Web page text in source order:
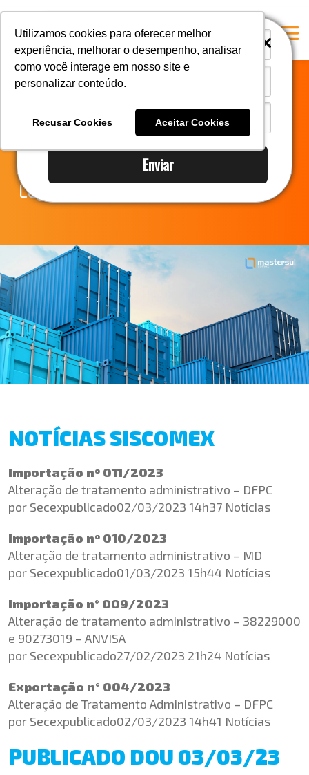
Enviar
Utilizamos cookies para oferecer melhor
experiência, melhorar o desempenho, analisar
como você interage em nosso site e
personalizar conteúdo.
Recusar Cookies Aceitar Cookies
i
i
A Mastersul
#35 (no title)
#37 (no title)
#38 (no title)
Notícias do
Comércio Exterior
Legislação
NOTÍCIAS SISCOMEX
Importação nº 011/2023
Alteração de tratamento administrativo – DFPC
por Secexpublicado02/03/2023 14h37 Notícias
Importação nº 010/2023
Alteração de tratamento administrativo – MD
por Secexpublicado01/03/2023 15h44 Notícias
Importação n° 009/2023
Alteração de tratamento administrativo – 38229000
e 90273019 – ANVISA
por Secexpublicado27/02/2023 21h24 Notícias
Exportação n° 004/2023
Alteração de Tratamento Administrativo – DFPC
por Secexpublicado02/03/2023 14h41 Notícias
PUBLICADO DOU 03/03/23